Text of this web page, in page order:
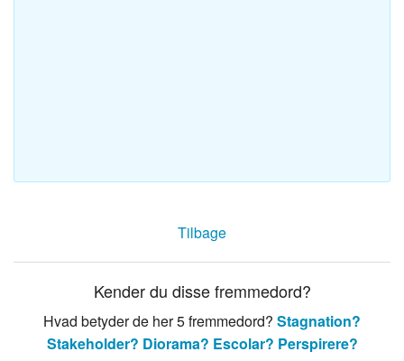
Tilbage
Kender du disse fremmedord?
Hvad betyder de her 5 fremmedord? Stagnation?
Stakeholder? Diorama? Escolar? Perspirere?